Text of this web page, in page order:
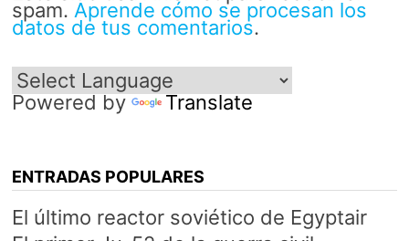
spam. Aprende cómo se procesan los
datos de tus comentarios.
Powered by Translate
ENTRADAS POPULARES
El último reactor soviético de Egyptair